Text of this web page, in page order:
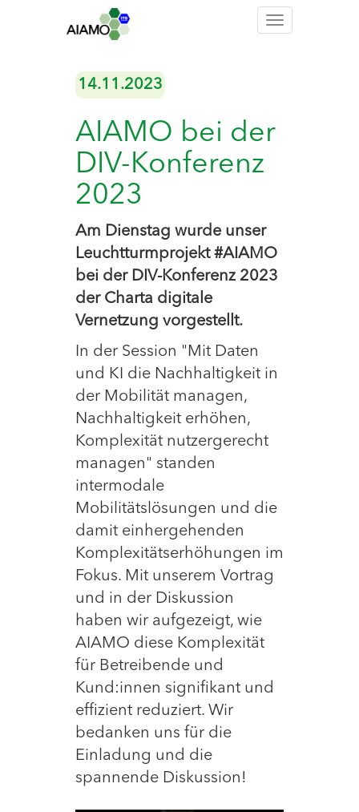
Toggle
14.11.2023
AIAMO bei der
DIV-Konferenz
2023
Am Dienstag wurde unser
Leuchtturmprojekt #AIAMO
bei der DIV-Konferenz 2023
der Charta digitale
Vernetzung vorgestellt.
In der Session "Mit Daten
und KI die Nachhaltigkeit in
der Mobilität managen,
Nachhaltigkeit erhöhen,
Komplexität nutzergerecht
managen" standen
intermodale
Mobilitätslösungen und die
damit einhergehenden
Komplexitätserhöhungen im
Fokus. Mit unserem Vortrag
und in der Diskussion
haben wir aufgezeigt, wie
AIAMO diese Komplexität
für Betreibende und
Kund:innen signifikant und
effizient reduziert. Wir
bedanken uns für die
Einladung und die
spannende Diskussion!